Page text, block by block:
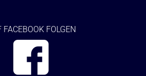
FACEBOOK FOLGEN